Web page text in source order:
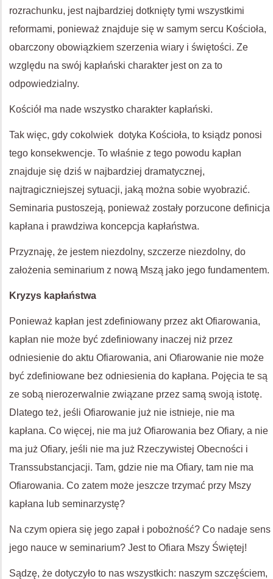
rozrachunku, jest najbardziej dotknięty tymi wszystkimi
reformami, ponieważ znajduje się w samym sercu Kościoła,
obarczony obowiązkiem szerzenia wiary i świętości. Ze
względu na swój kapłański charakter jest on za to
odpowiedzialny.
Kościół ma nade wszystko charakter kapłański.
Tak więc, gdy cokolwiek dotyka Kościoła, to ksiądz ponosi
tego konsekwencje. To właśnie z tego powodu kapłan
znajduje się dziś w najbardziej dramatycznej,
najtragiczniejszej sytuacji, jaką można sobie wyobrazić.
Seminaria pustoszeją, ponieważ zostały porzucone definicja
kapłana i prawdziwa koncepcja kapłaństwa.
Przyznaję, że jestem niezdolny, szczerze niezdolny, do
założenia seminarium z nową Mszą jako jego fundamentem.
Kryzys kapłaństwa
Ponieważ kapłan jest zdefiniowany przez akt Ofiarowania,
kapłan nie może być zdefiniowany inaczej niż przez
odniesienie do aktu Ofiarowania, ani Ofiarowanie nie może
być zdefiniowane bez odniesienia do kapłana. Pojęcia te są
ze sobą nierozerwalnie związane przez samą swoją istotę.
Dlatego też, jeśli Ofiarowanie już nie istnieje, nie ma
kapłana. Co więcej, nie ma już Ofiarowania bez Ofiary, a nie
ma już Ofiary, jeśli nie ma już Rzeczywistej Obecności i
Transsubstancjacji. Tam, gdzie nie ma Ofiary, tam nie ma
Ofiarowania. Co zatem może jeszcze trzymać przy Mszy
kapłana lub seminarzystę?
Na czym opiera się jego zapał i pobożność? Co nadaje sens
jego nauce w seminarium? Jest to Ofiara Mszy Świętej!
Sądzę, że dotyczyło to nas wszystkich: naszym szczęściem,